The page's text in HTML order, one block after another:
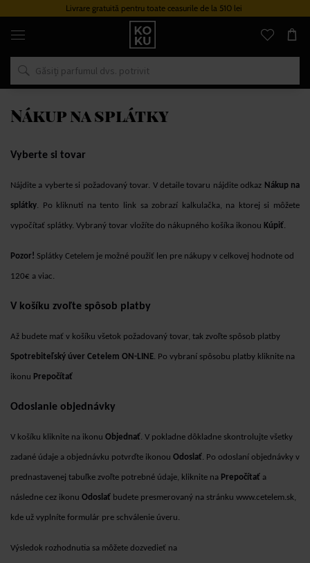
Livrare gratuită pentru toate ceasurile de la 510 lei
Parfumuri
ceasuri
originale
într-
singur
Nákup na splátky
Vyberte si tovar
Nájdite a vyberte si požadovaný tovar. V detaile tovaru nájdite odkaz Nákup na
splátky. Po kliknutí na tento link sa zobrazí kalkulačka, na ktorej si môžete
vypočítať splátky. Vybraný tovar vložíte do nákupného košíka ikonou Kúpiť.
Pozor! Splátky Cetelem je možné použiť len pre nákupy v celkovej hodnote od
120€ a viac.
V košíku zvoľte spôsob platby
Až budete mať v košíku všetok požadovaný tovar, tak zvoľte spôsob platby
Spotrebiteľský úver Cetelem ON-LINE. Po vybraní spôsobu platby kliknite na
ikonu Prepočítať
Odoslanie objednávky
V košíku kliknite na ikonu Objednať. V pokladne dôkladne skontrolujte všetky
zadané údaje a objednávku potvrďte ikonou Odoslať. Po odoslaní objednávky v
prednastavenej tabuľke zvoľte potrebné údaje, kliknite na Prepočítať a
následne cez ikonu Odoslať budete presmerovaný na stránku www.cetelem.sk,
kde už vyplníte formulár pre schválenie úveru.
Výsledok rozhodnutia sa môžete dozvedieť na